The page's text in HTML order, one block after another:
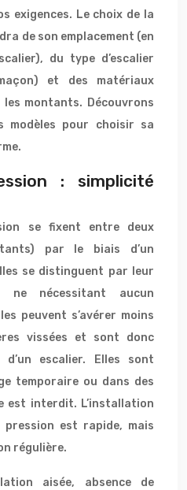
exigences. Le choix de la
de son emplacement (en
du type d’escalier
et des matériaux
montants. Découvrons
modèles pour choisir sa
: simplicité
se fixent entre deux
par le biais d’un
se distinguent par leur
ne nécessitant aucun
peuvent s’avérer moins
vissées et sont donc
escalier. Elles sont
temporaire ou dans des
est interdit. L’installation
pression est rapide, mais
régulière.
aisée, absence de